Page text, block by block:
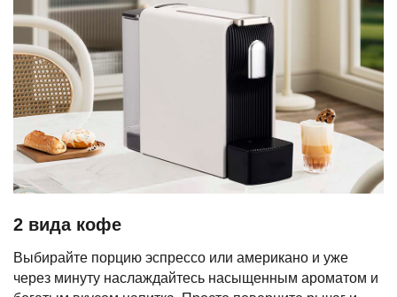
2 вида кофе
Выбирайте порцию эспрессо или американо и уже
через минуту наслаждайтесь насыщенным ароматом и